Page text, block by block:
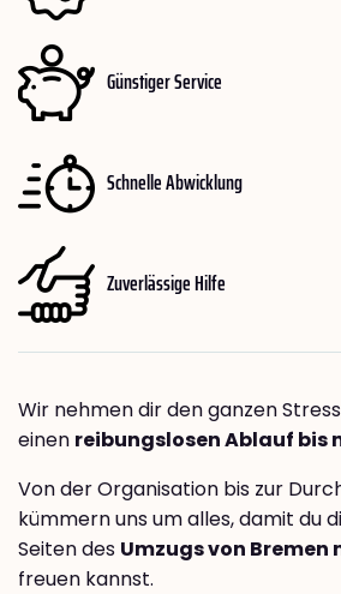
Günstiger Service
Schnelle Abwicklung
Zuverlässige Hilfe
Wir nehmen dir den ganzen
einen reibungslosen Ablauf bis
Von der Organisation bis zur
kümmern uns um alles, damit du
Seiten des Umzugs von
freuen kannst.